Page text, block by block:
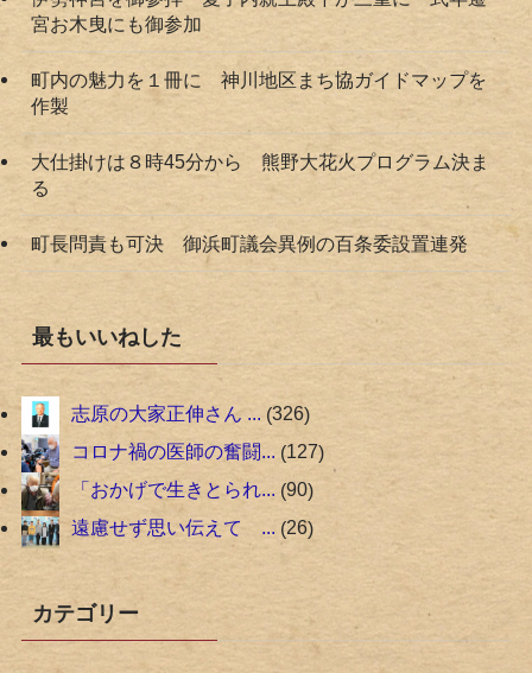
宮お木曳にも御参加
町内の魅力を１冊に 神川地区まち協ガイドマップを
作製
大仕掛けは８時45分から 熊野大花火プログラム決ま
る
町長問責も可決 御浜町議会異例の百条委設置連発
最もいいねした
志原の大家正伸さん ... 326
コロナ禍の医師の奮闘... 127
「おかげで生きとられ... 90
遠慮せず思い伝えて ... 26
カテゴリー